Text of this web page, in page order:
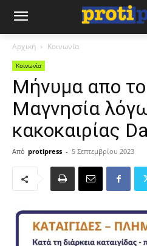
Αρχική Κοινωνία
Κοινωνία
Μήνυμα απο
Μαγνησία
κακοκαιρίας
Από protipress - 5 Σεπτεμβρίου 2023